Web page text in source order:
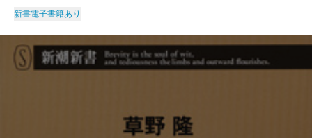
新書電子書籍あり